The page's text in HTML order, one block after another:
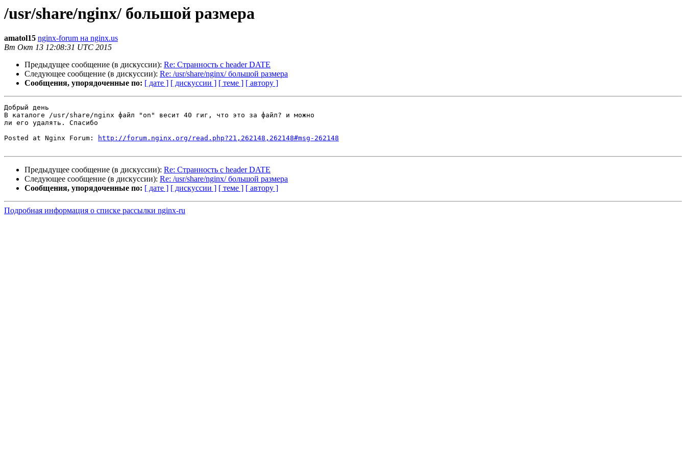
/usr/share/nginx/ большой размера
amatol15 nginx-forum на nginx.us
Вт Окт 13 12:08:31 UTC 2015
Предыдущее сообщение (в дискуссии): Re: Странность с header DATE
Следующее сообщение (в дискуссии): Re: /usr/share/nginx/ большой размера
Сообщения, упорядоченные по: [ дате ] [ дискуссии ] [ теме ] [ автору ]
Добрый день
В каталоге /usr/share/nginx файл "on" весит 40 гиг, что это за файл? и можно
ли его удалять. Спасибо
Posted at Nginx Forum:
http://forum.nginx.org/read.php?21,262148,262148#msg-262148
Предыдущее сообщение (в дискуссии): Re: Странность с header DATE
Следующее сообщение (в дискуссии): Re: /usr/share/nginx/ большой размера
Сообщения, упорядоченные по: [ дате ] [ дискуссии ] [ теме ] [ автору ]
Подробная информация о списке рассылки nginx-ru